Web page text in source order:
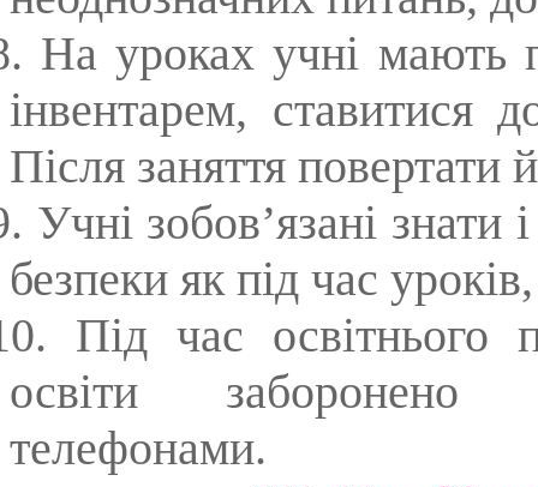
На уроках учні мають
інвентарем, ставитися
Після заняття повертати
Учні зобов’язані знати
безпеки як під час
Під час освітнього
освіти заборонено
телефонами.